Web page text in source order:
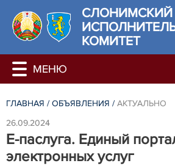
КОМИТЕТ
ГЛАВНАЯ / ОБЪЯВЛЕНИЯ / АКТУАЛЬНО
26.09.2024
Е-паслуга. Единый
электронных услуг